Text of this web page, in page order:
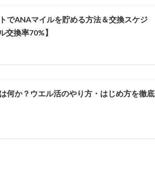
でANAマイルを貯める方法＆交換スケジ
交換率70%】
何か？ウエル活のやり方・はじめ方を徹底